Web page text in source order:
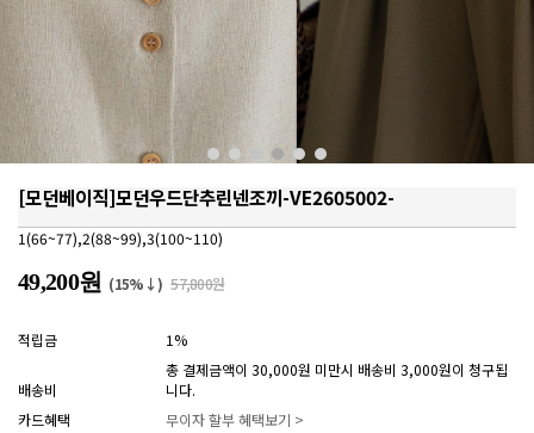
[모던베이직]모던우드단추린넨조끼-VE2605002-
1(66~77),2(88~99),3(100~110)
49,200원 (15%↓) 57,800원
적립금 1%
배송비
총 결제금액이 30,000원 미만시 배송비 3,000원이 청구됩
니다.
카드혜택
무이자 할부 혜택보기 >